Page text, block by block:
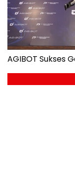
AGIBOT Sukses